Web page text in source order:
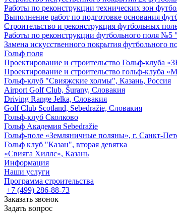
Работы по реконструкции технических зон
Выполнение работ по подготовке основания
Строительство и реконструкция футбольных
Работы по реконструкции футбольного поля №5
Замена искусственного покрытия футбольного
Гольф поля
Проектирование и строительство Гольф-
Проектирование и строительство гольф-
Гольф-клуб "Свияжские холмы", Казань, Россия
Airport Golf Club, Šurany, Словакия
Driving Range Jelka, Словакия
Golf Club Scotland, Sebedražie, Словакия
Гольф-клуб Сколково
Гольф Академия Sebedražie
Гольф-поле «Земляничные поляны», г. Санкт-
Гольф клуб "Казан", вторая девятка
«Свияга Хиллс», Казань
Информация
Наши услуги
Программа строительства
+7 (499) 286-88-73
Заказать звонок
Задать вопрос